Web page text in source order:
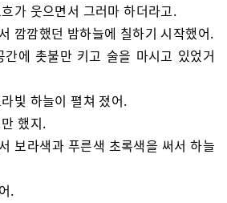
가 웃으면서 그러마 하더라고.
깜깜했던 밤하늘에 칠하기 시작했어.
에 촛불만 키고 술을 마시고 있었거
빛 하늘이 펼쳐 졌어.
했지.
보라색과 푸른색 초록색을 써서 하늘
.